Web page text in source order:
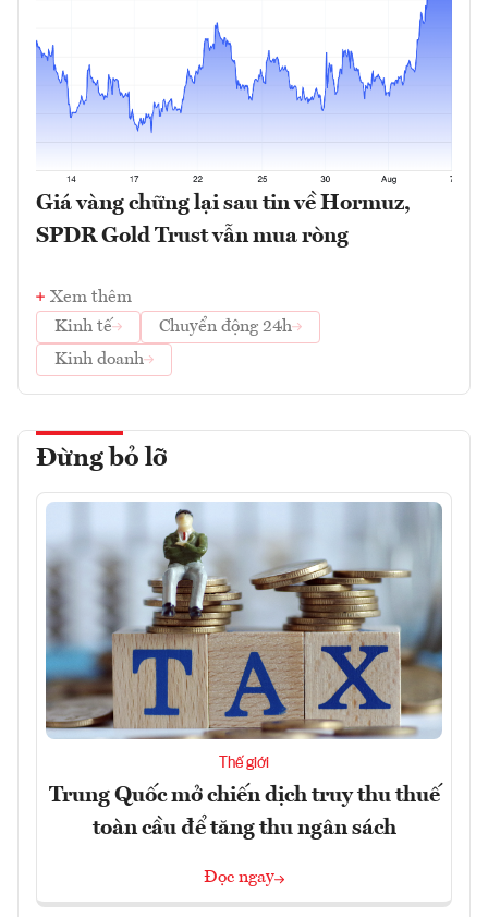
Giá vàng chững lại sau tin về Hormuz,
SPDR Gold Trust vẫn mua ròng
Xem thêm
Kinh tế
Chuyển động 24h
Kinh doanh
Đừng bỏ lỡ
Thế giới
Trung Quốc mở chiến dịch truy thu thuế
toàn cầu để tăng thu ngân sách
Đọc ngay